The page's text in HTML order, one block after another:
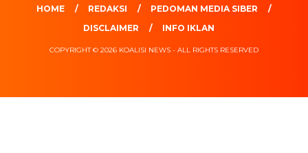
HOME REDAKSI
PEDOMAN MEDIA SIBER
DISCLAIMER
INFO IKLAN
COPYRIGHT © 2026 KOALISI NEWS - ALL RIGHTS RESERVED